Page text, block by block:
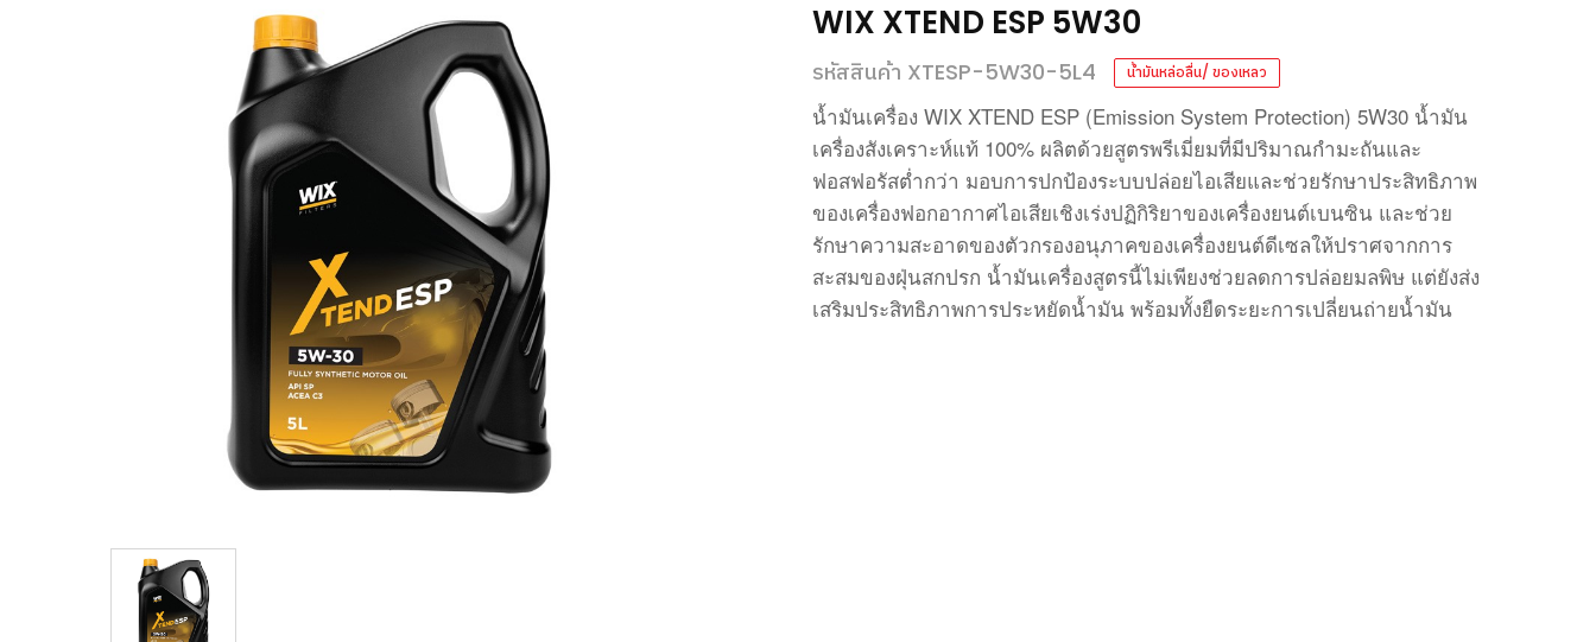
WIX XTEND ESP 5W30
รหัสสินค้า XTESP-5W30-5L4 น้ำมันหล่อลื่น/ ของเหลว
น้ำมันเครื่อง WIX XTEND ESP (Emission System Protection) 5W30 น้ำมัน
เครื่องสังเคราะห์แท้ 100% ผลิตด้วยสูตรพรีเมี่ยมที่มีปริมาณกำมะถันและ
ฟอสฟอรัสต่ำกว่า มอบการปกป้องระบบปล่อยไอเสียและช่วยรักษาประสิทธิภาพ
ของเครื่องฟอกอากาศไอเสียเชิงเร่งปฏิกิริยาของเครื่องยนต์เบนซิน และช่วย
รักษาความสะอาดของตัวกรองอนุภาคของเครื่องยนต์ดีเซลให้ปราศจากการ
สะสมของฝุ่นสกปรก น้ำมันเครื่องสูตรนี้ไม่เพียงช่วยลดการปล่อยมลพิษ แต่ยังส่ง
เสริมประสิทธิภาพการประหยัดน้ำมัน พร้อมทั้งยืดระยะการเปลี่ยนถ่ายน้ำมัน